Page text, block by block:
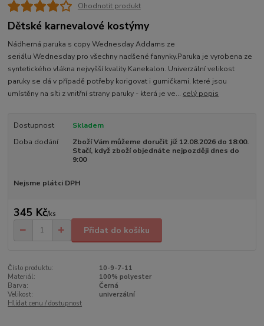
Ohodnotit produkt
Dětské karnevalové kostýmy
Nádherná paruka s copy Wednesday Addams ze
seriálu Wednesday pro všechny nadšené fanynky.Paruka je vyrobena ze
syntetického vlákna nejvyšší kvality Kanekalon. Univerzální velikost
paruky se dá v případě potřeby korigovat i gumičkami, které jsou
umístěny na síti z vnitřní strany paruky - která je ve... celý popis
Dostupnost
Skladem
Doba dodání
Zboží Vám můžeme doručit již 12.08.2026 do 18:00.
Stačí, když zboží objednáte nejpozději dnes do
9:00
Nejsme plátci DPH
345 Kč/ks
Přidat do košíku
Číslo produktu:
10-9-7-11
Materiál:
100% polyester
Barva:
Černá
Velikost:
univerzální
Hlídat cenu / dostupnost